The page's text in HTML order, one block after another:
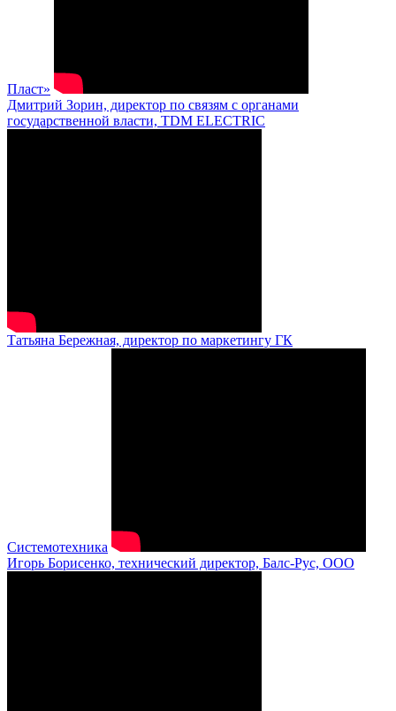
Пласт»
Дмитрий Зорин, директор по связям с органами
государственной власти, TDM ELECTRIC
Татьяна Бережная, директор по маркетингу ГК
Системотехника
Игорь Борисенко, технический директор, Балс-Рус, ООО